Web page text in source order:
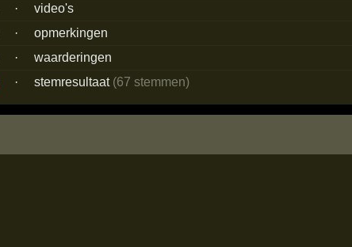
·
video's
·
opmerkingen
· waarderingen
· stemresultaat (67 stemmen)